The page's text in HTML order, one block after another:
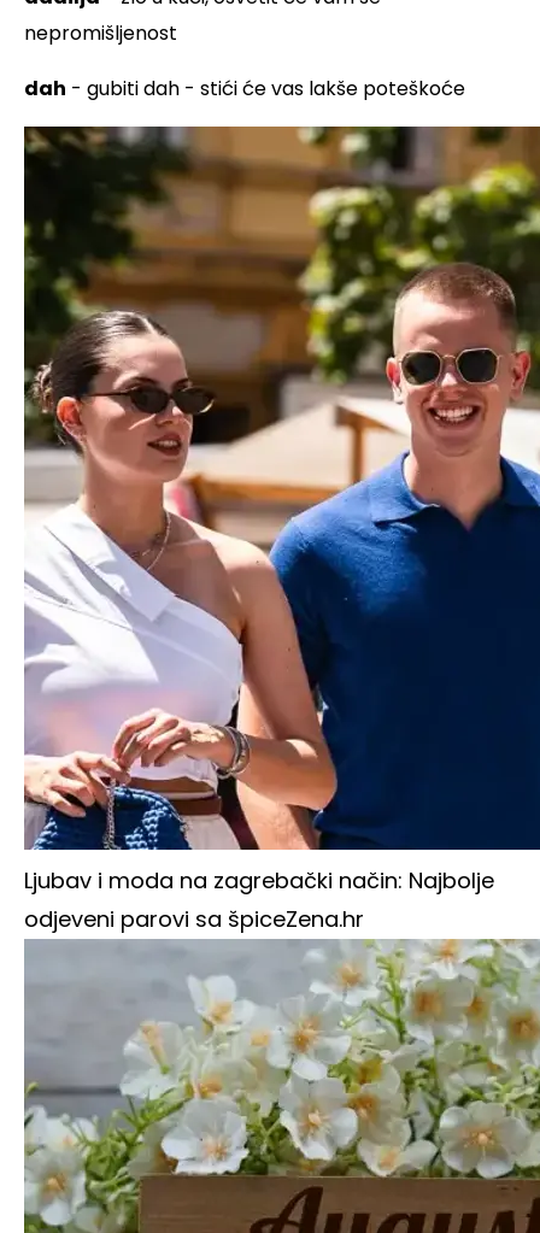
nepromišljenost
dah - gubiti dah - stići će vas lakše poteškoće
Ljubav i moda na zagrebački način: Najbolje
odjeveni parovi sa špiceZena.hr